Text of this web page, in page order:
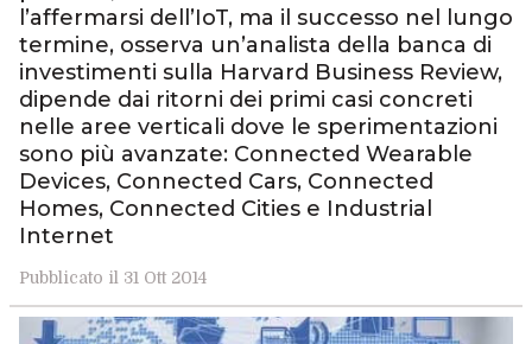
l’affermarsi dell’IoT, ma il successo nel lungo
termine, osserva un’analista della banca di
investimenti sulla Harvard Business Review,
dipende dai ritorni dei primi casi concreti
nelle aree verticali dove le sperimentazioni
sono più avanzate: Connected Wearable
Devices, Connected Cars, Connected
Homes, Connected Cities e Industrial
Internet
Pubblicato il 31 Ott 2014